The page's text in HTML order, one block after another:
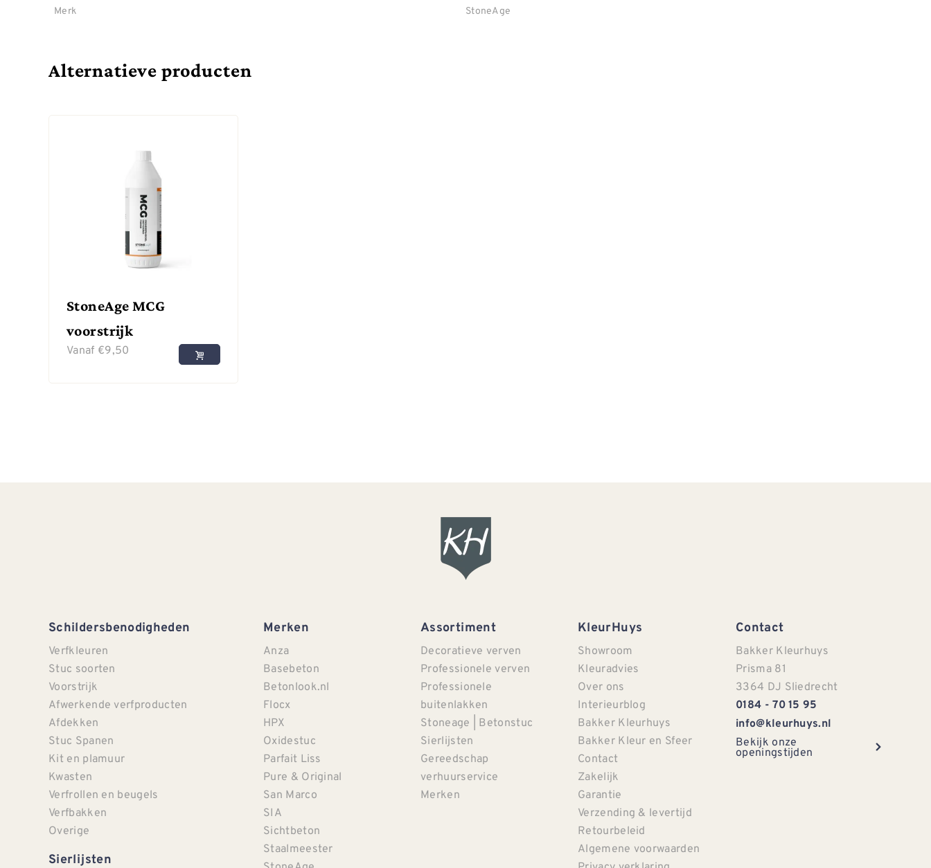
Merk
StoneAge
Alternatieve producten
StoneAge MCG
voorstrijk
Vanaf €9,50
Schildersbenodigheden
Verfkleuren
Stuc soorten
Voorstrijk
Afwerkende verfproducten
Afdekken
Stuc Spanen
Kit en plamuur
Kwasten
Verfrollen en beugels
Verfbakken
Overige
Sierlijsten
Merken
Anza
Basebeton
Betonlook.nl
Flocx
HPX
Oxidestuc
Parfait Liss
Pure & Original
San Marco
SIA
Sichtbeton
Staalmeester
Assortiment
Decoratieve verven
Professionele verven
Professionele
buitenlakken
Stoneage | Betonstuc
Sierlijsten
Gereedschap
verhuurservice
Merken
KleurHuys
Showroom
Kleuradvies
Over ons
Interieurblog
Bakker Kleurhuys
Bakker Kleur en Sfeer
Contact
Zakelijk
Garantie
Verzending & levertijd
Retourbeleid
Algemene voorwaarden
Contact
Bakker Kleurhuys
Prisma 81
3364 DJ Sliedrecht
0184 - 70 15 95
info@kleurhuys.nl
Bekijk onze
openingstijden